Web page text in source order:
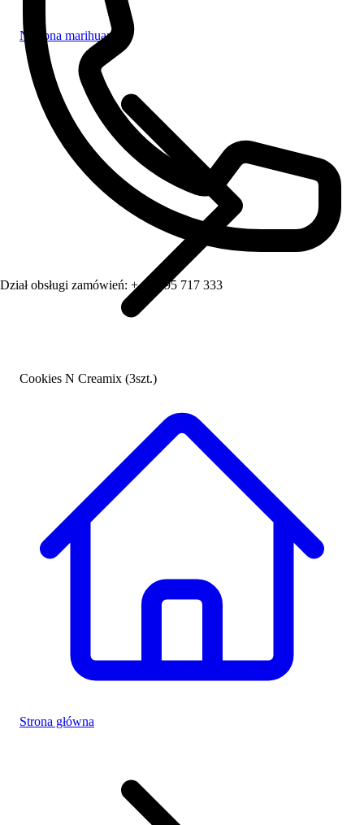
Dział obsługi zamówień: + 48 795 717 333
Nasiona marihuany
Cookies N Creamix (3szt.)
Strona główna